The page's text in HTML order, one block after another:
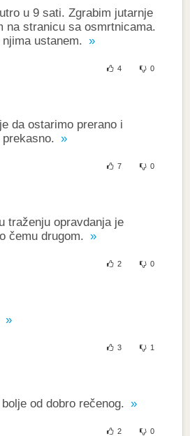
u 9 sati. Zgrabim jutarnje
na stranicu sa osmrtnicama.
ustanem.
4 0
da ostarimo prerano i
7 0
traženju opravdanja je
čemu drugom.
2 0
3 1
od dobro rečenog.
2 0